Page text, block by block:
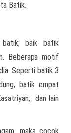
Batik.
batik; baik batik
Beberapa motif
Seperti batik 3
batik empat
dan lain
maka cocok